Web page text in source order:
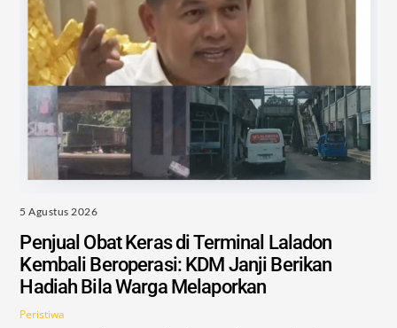
5 Agustus 2026
Penjual Obat Keras di Terminal Laladon
Kembali Beroperasi: KDM Janji Berikan
Hadiah Bila Warga Melaporkan
Peristiwa